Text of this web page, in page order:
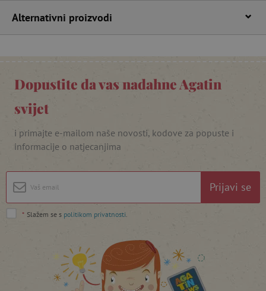
Alternativni proizvodi
Dopustite da vas nadahne Agatin
svijet
i primajte e-mailom naše novosti, kodove za popuste i
informacije o natjecanjima
Prijavi se
* Slažem se s politikom privatnosti
PHPSESSID
PHP.net
www.agatinsvijet.hr